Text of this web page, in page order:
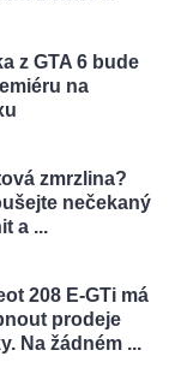
z GTA 6 bude
na
zmrzlina?
nečekaný
a ...
208 E-GTi má
prodeje
Na žádném ...